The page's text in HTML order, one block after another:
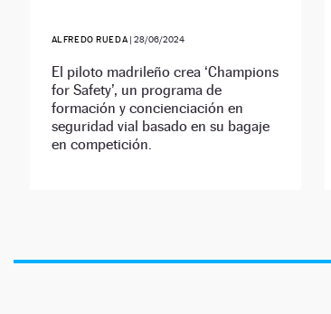
ALFREDO RUEDA |28/06/2024
El piloto madrileño crea ‘Champions
for Safety’, un programa de
formación y concienciación en
seguridad vial basado en su bagaje
en competición.